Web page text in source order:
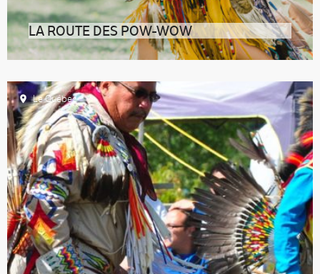
LA ROUTE DES POW-WOW
Durant toute la saison estivale, le Québec des Premières
Nations vibre au rythme
Le Québec